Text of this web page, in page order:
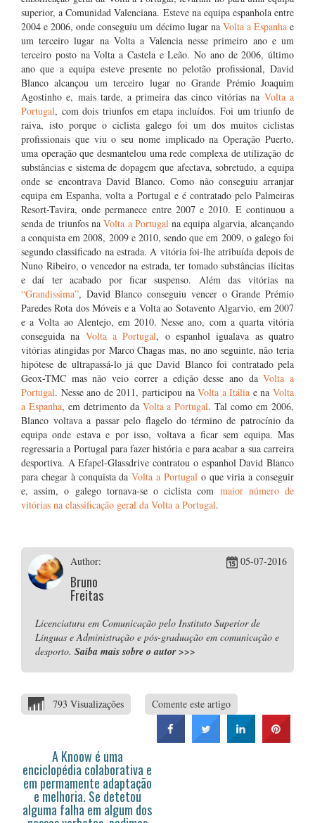
superior, a Comunidad Valenciana. Esteve na equipa espanhola entre
2004 e 2006, onde conseguiu um décimo lugar na Volta a Espanhae
um terceiro lugar na Volta a Valencia nesse primeiro ano e um
terceiro posto na Volta a Castela e Leão. No ano de 2006, último
ano que a equipa esteve presente no pelotão profissional, David
Blanco alcançou um terceiro lugar no Grande Prémio Joaquim
Agostinho e, mais tarde, a primeira das cinco vitórias na Volta a
Portugal, com dois triunfos em etapa incluídos. Foi um triunfo de
raiva, isto porque o ciclista galego foi um dos muitos ciclistas
profissionais que viu o seu nome implicado na Operação Puerto,
uma operação que desmantelou uma rede complexa de utilização de
substâncias e sistema de dopagem que afectava, sobretudo, a equipa
onde se encontrava David Blanco. Como não conseguiu arranjar
equipa em Espanha, volta a Portugal e é contratado pelo Palmeiras
Resort-Tavira, onde permanece entre 2007 e 2010. E continuou a
senda de triunfos naVolta a Portugalna equipa algarvia, alcançando
a conquista em 2008, 2009 e 2010, sendo que em 2009, o galego foi
segundo classificado na estrada. A vitória foi-lhe atribuída depois de
Nuno Ribeiro, o vencedor na estrada, ter tomado substâncias ilícitas
e daí ter acabado por ficar suspenso. Além das vitórias na
“Grandissima”, David Blanco conseguiu vencer o Grande Prémio
Paredes Rota dos Móveis e a Volta ao Sotavento Algarvio, em 2007
e a Volta ao Alentejo, em 2010. Nesse ano, com a quarta vitória
conseguida na Volta a Portugal, o espanhol igualava as quatro
vitórias atingidas por Marco Chagas mas, no ano seguinte, não teria
hipótese de ultrapassá-lo já que David Blanco foi contratado pela
Geox-TMC mas não veio correr a edição desse ano daVolta a
Portugal. Nesse ano de 2011, participou naVolta a Itália e naVolta
a Espanha, em detrimento da Volta a Portugal. Tal como em 2006,
Blanco voltava a passar pelo flagelo do término de patrocínio da
equipa onde estava e por isso, voltava a ficar sem equipa. Mas
regressaria a Portugal para fazer história e para acabar a sua carreira
desportiva. A Efapel-Glassdrive contratou o espanhol David Blanco
para chegar à conquista daVolta a Portugalo que viria a conseguir
e, assim, o galego tornava-se o ciclista com maior número de
vitórias na classificação geral da Volta a Portugal.
Author:
Bruno
Freitas
05-07-2016
Licenciatura em Comunicação pelo Instituto Superior de
Línguas e Administração e pós-graduação em comunicação e
desporto. Saiba mais sobre o autor>>>
793 Visualizações Comente este artigo
A Knoow é uma
enciclopédia colaborativa e
em permamente adaptação
e melhoria. Se detetou
alguma falha em algum dos